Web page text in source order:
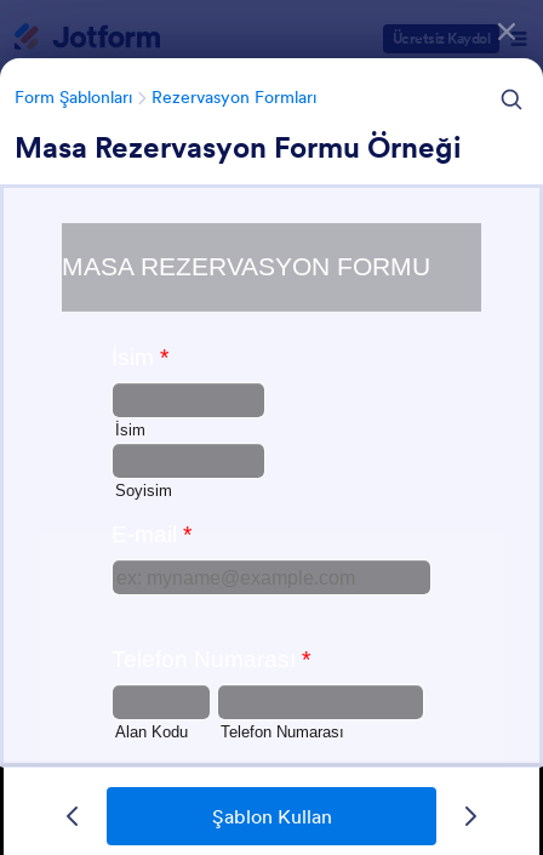
Ücretsiz Kaydol
Form Şablonları Rezervasyon Formları
Masa Rezervasyon Formu Örneği
Şablon Kullan
Form Şablonları Rezervasyon Formları
Rezervasyon Formları
Tatil Rezervasyon Formu
Form Şablonu Kategorileri